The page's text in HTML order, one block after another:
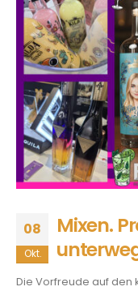
08
Okt.
Mixen.
Die Vorfreude auf den